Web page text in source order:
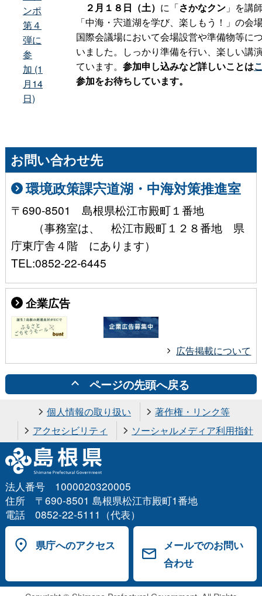
２月１８日（土） に「さかなクン 」を講
「中海・宍道湖を学び、楽しもう！」の会
国際会議場において会場設営や準備物等に
いました。しっかり準備を行い、楽しい講
ています。参加申し込みなど詳しいことは
参加をお待ちしています。
ンポ
第４
弾に
参
加 (1
月14
日)
お問い合わせ先
環境政策課宍道湖・中海対策推進室
〒690-8501 島根県松江市殿町１番地
（事務室は、 松江市殿町１２８番地 県
庁東庁舎４階 にあります）
TEL:0852-22-6445
企業広告
広告掲載について
ページの先頭へ戻る
個人情報の取り扱い
著作権・リンク等
アクセシビリティ
ソーシャルメディア利用指針
法人番号 1000020320005
住所 〒690-8501 島根県松江市殿町1番地
電話 0852-22-5111（代表）
県庁へのアクセス
メールでのお問い
合わせ